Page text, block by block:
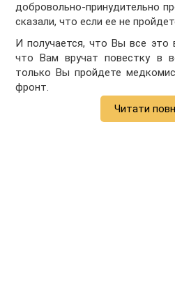
добровольно-принудительно
сказали, что если ее не
И получается, что Вы все это
что Вам вручат повестку в
только Вы пройдете
фронт.
Читати